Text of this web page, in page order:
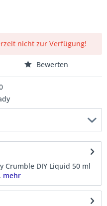
nicht zur Verfügung!
Bewerten
Crumble DIY Liquid 50 ml
mehr